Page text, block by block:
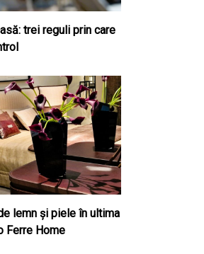
trei reguli prin care
lemn şi piele în ultima
Ferre Home